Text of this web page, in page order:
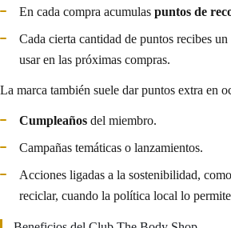
En cada compra acumulas puntos de
Cada cierta cantidad de puntos recibes
usar en las próximas compras.
La marca también suele dar puntos extra en
Cumpleaños del miembro.
Campañas temáticas o lanzamientos.
Acciones ligadas a la sostenibilidad,
reciclar, cuando la política local lo